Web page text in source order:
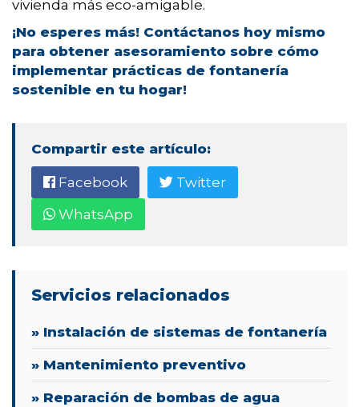
vivienda más eco-amigable.
¡No esperes más! Contáctanos hoy mismo
para obtener asesoramiento sobre cómo
implementar prácticas de fontanería
sostenible en tu hogar!
Compartir este artículo:
Facebook
Twitter
WhatsApp
Servicios relacionados
» Instalación de sistemas de fontanería
» Mantenimiento preventivo
» Reparación de bombas de agua